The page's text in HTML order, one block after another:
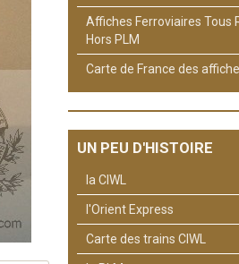
Affiches Ferroviaires Tous
Hors PLM
Carte de France des
UN PEU D'HISTOIRE
la CIWL
l'Orient Express
Carte des trains CIWL